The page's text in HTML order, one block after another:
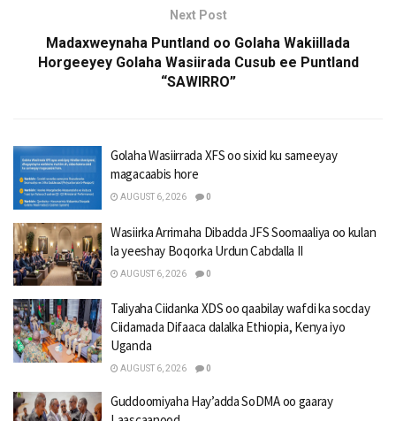
Next Post
Madaxweynaha Puntland oo Golaha Wakiillada
Horgeeyey Golaha Wasiirada Cusub ee Puntland
“SAWIRRO”
Golaha Wasiirrada XFS oo sixid ku sameeyay
magacaabis hore
AUGUST 6, 2026 0
Wasiirka Arrimaha Dibadda JFS Soomaaliya oo kulan
la yeeshay Boqorka Urdun Cabdalla II
AUGUST 6, 2026 0
Taliyaha Ciidanka XDS oo qaabilay wafdi ka socday
Ciidamada Difaaca dalalka Ethiopia, Kenya iyo
Uganda
AUGUST 6, 2026 0
Guddoomiyaha Hay’adda SoDMA oo gaaray